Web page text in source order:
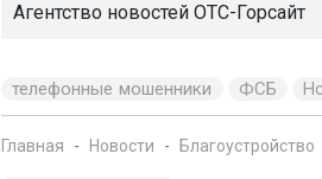
Агентство новостей ОТС-Горсайт
телефонные мошенники ФСБ
Главная Новости Благоустройство